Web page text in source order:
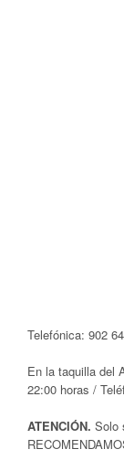
Telefónica: 902
En la taquilla del
22:00 horas /
ATENCIÓN. Solo